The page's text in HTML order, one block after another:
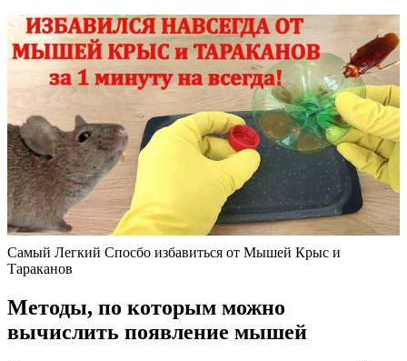
Самый Легкий Спосбо избавиться от Мышей Крыс и
Тараканов
Методы, по которым можно
вычислить появление мышей